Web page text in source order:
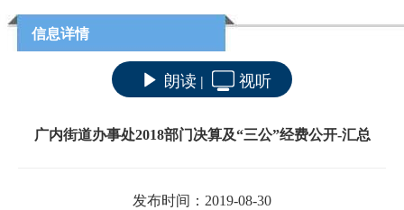
信息详情
朗读 | 视听
广内街道办事处2018部门决算及“三公”经费公开-汇总
发布时间：2019-08-30